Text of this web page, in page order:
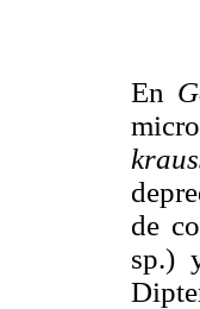
En
de
sp.)